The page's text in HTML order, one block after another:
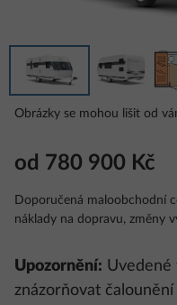
Obrázky se mohou lišit od
od 780 900 Kč
Doporučená maloobchodní
náklady na dopravu, změny
Upozornění: Uvedené
znázorňovat